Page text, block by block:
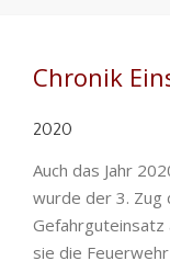
Chronik
2020
Auch das Jahr
wurde der 3. Zug
Gefahrguteinsatz
sie die